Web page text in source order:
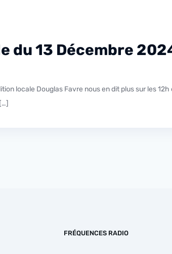
du 13 Décembre
FRÉQUENCES RADIO